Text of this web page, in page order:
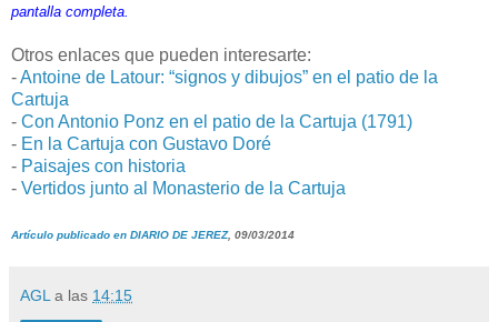
pantalla completa.
Otros enlaces que pueden interesarte:
-Antoine de Latour: “signos y dibujos” en el patio de la
Cartuja
- Con Antonio Ponz en el patio de la Cartuja (1791)
- En la Cartuja con Gustavo Doré
- Paisajes con historia
- Vertidos junto al Monasterio de la Cartuja
Artículo publicado en DIARIO DE JEREZ, 09/03/2014
AGL a las 14:15